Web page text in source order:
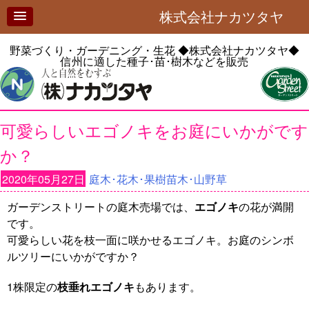
株式会社ナカツタヤ
野菜づくり・ガーデニング・生花◆株式会社ナカツタヤ◆
信州に適した種子･苗･樹木などを販売
可愛らしいエゴノキをお庭にいかがです
か？
2020年05月27日 庭木･花木･果樹苗木･山野草
ガーデンストリートの庭木売場では、 エゴノキの花が満開
です。
可愛らしい花を枝一面に咲かせるエゴノキ。お庭のシンボ
ルツリーにいかがですか？
1株限定の枝垂れエゴノキもあります。